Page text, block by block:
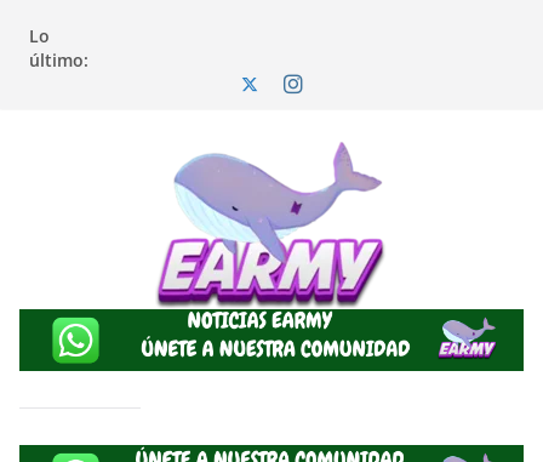
Lo
último: